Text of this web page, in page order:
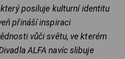
posiluje kulturní identitu
přináší inspiraci
vůči světu, ve kterém
ALFA navíc slibuje